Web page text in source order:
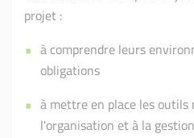
projet :
à comprendre leurs
obligations
à mettre en place les outils
l'organisation et à la